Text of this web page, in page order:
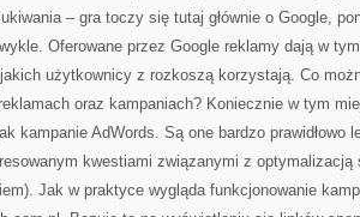
– gra toczy się tutaj głównie o Google,
Oferowane przez Google reklamy dają w
użytkownicy z rozkoszą korzystają. Co
oraz kampaniach? Koniecznie w tym
kampanie AdWords. Są one bardzo prawidłowo
kwestiami związanymi z optymalizacją
Jak w praktyce wygląda funkcjonowanie